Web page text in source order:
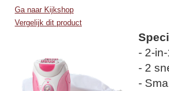
Ga naar Kijkshop
Vergelijk dit product
- 2-
- 2
-